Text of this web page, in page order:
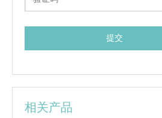
提交
相关产品